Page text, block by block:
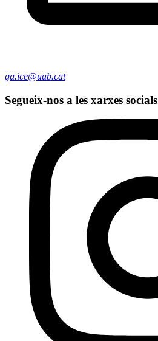
ga.ice@uab.cat
Segueix-nos a les xarxes socials